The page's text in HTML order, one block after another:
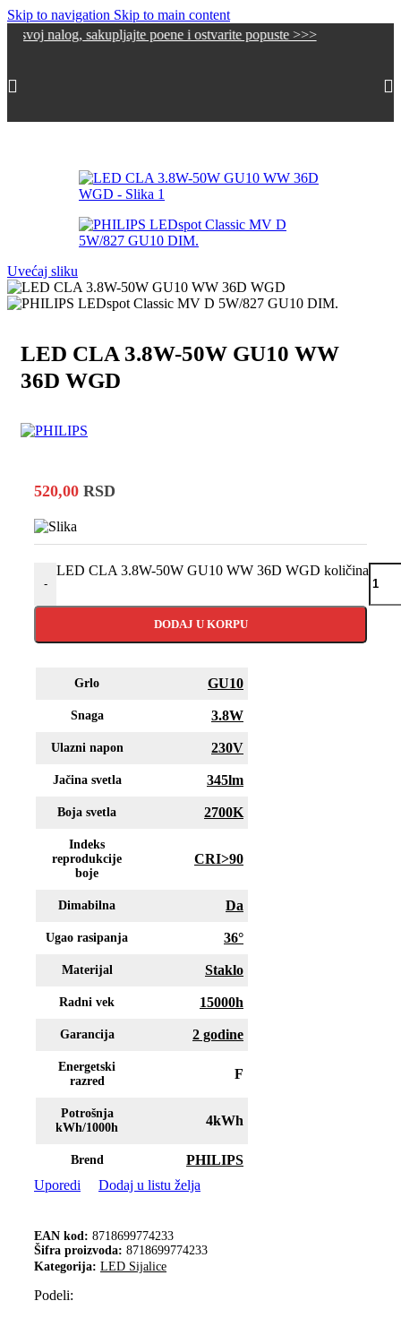
Skip to navigation Skip to main content
sakupljajte poene i ostvarite popuste >>>
Uvećaj sliku
LED CLA 3.8W-50W GU10 WW
36D WGD
520,00 RSD
-
LED CLA 3.8W-50W GU10 WW 36D WGD količina
DODAJ U KORPU
Grlo GU10
Snaga 3.8W
Ulazni napon 230V
Jačina svetla 345lm
Boja svetla 2700K
Indeks
reprodukcije
boje
CRI>90
Dimabilna Da
Ugao rasipanja 36°
Materijal Staklo
Radni vek 15000h
Garancija 2 godine
Energetski
razred
F
Potrošnja
kWh/1000h
4kWh
Brend
PHILIPS
Uporedi
Dodaj u listu želja
EAN kod: 8718699774233
Šifra proizvoda: 8718699774233
Kategorija: LED Sijalice
Podeli: